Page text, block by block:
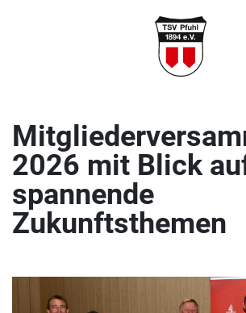
2026 mit Blick
spannende
Zukunftsthemen